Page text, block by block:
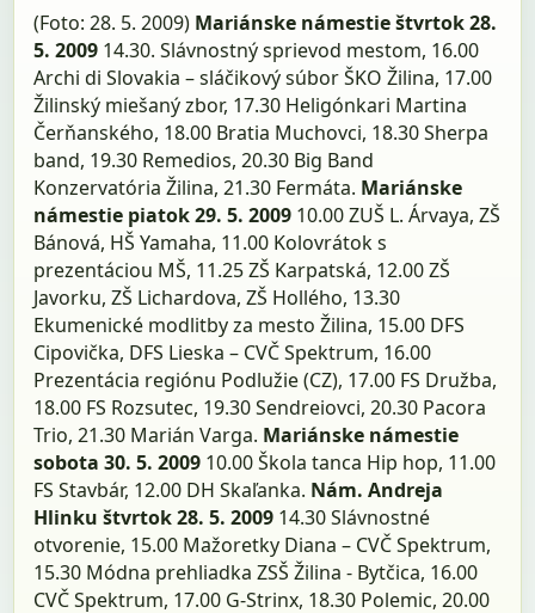
(Foto: 28. 5. 2009) Mariánske námestie štvrtok 28.
5. 2009 14.30. Slávnostný sprievod mestom, 16.00
Archi di Slovakia – sláčikový súbor ŠKO Žilina, 17.00
Žilinský miešaný zbor, 17.30 Heligónkari Martina
Čerňanského, 18.00 Bratia Muchovci, 18.30 Sherpa
band, 19.30 Remedios, 20.30 Big Band
Konzervatória Žilina, 21.30 Fermáta. Mariánske
námestie piatok 29. 5. 2009 10.00 ZUŠ L. Árvaya, ZŠ
Bánová, HŠ Yamaha, 11.00 Kolovrátok s
prezentáciou MŠ, 11.25 ZŠ Karpatská, 12.00 ZŠ
Javorku, ZŠ Lichardova, ZŠ Hollého, 13.30
Ekumenické modlitby za mesto Žilina, 15.00 DFS
Cipovička, DFS Lieska – CVČ Spektrum, 16.00
Prezentácia regiónu Podlužie (CZ), 17.00 FS Družba,
18.00 FS Rozsutec, 19.30 Sendreiovci, 20.30 Pacora
Trio, 21.30 Marián Varga. Mariánske námestie
sobota 30. 5. 2009 10.00 Škola tanca Hip hop, 11.00
FS Stavbár, 12.00 DH Skaľanka. Nám. Andreja
Hlinku štvrtok 28. 5. 2009 14.30 Slávnostné
otvorenie, 15.00 Mažoretky Diana – CVČ Spektrum,
15.30 Módna prehliadka ZSŠ Žilina - Bytčica, 16.00
CVČ Spektrum, 17.00 G-Strinx, 18.30 Polemic, 20.00